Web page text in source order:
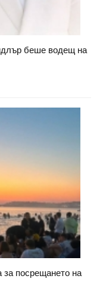
беше водещ на
за посрещането на